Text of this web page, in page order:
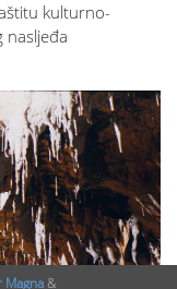
kulturno-
nasljeđa
Magna&